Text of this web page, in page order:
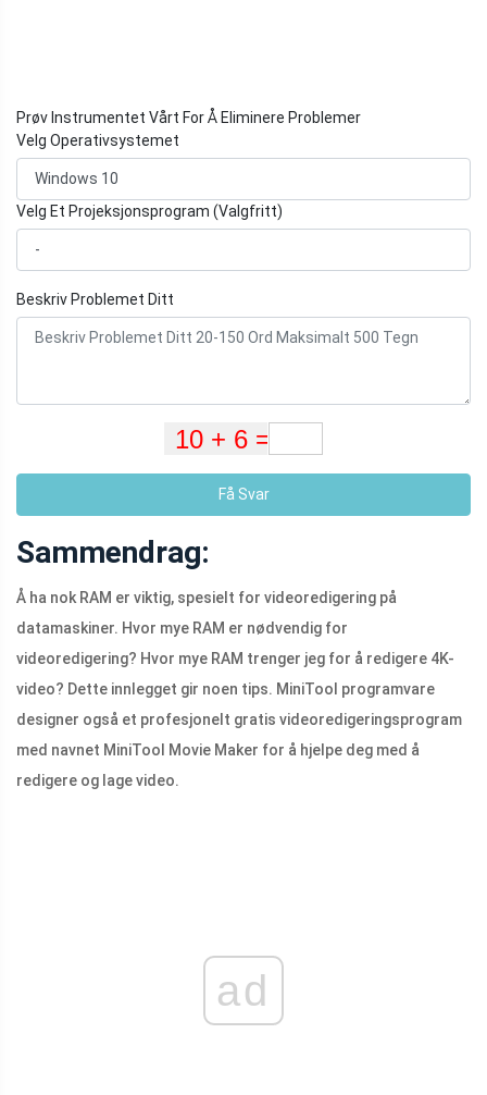
Prøv Instrumentet Vårt For Å Eliminere Problemer
Velg Operativsystemet
Velg Et Projeksjonsprogram (Valgfritt)
Beskriv Problemet Ditt
Få Svar
Sammendrag:
Å ha nok RAM er viktig, spesielt for videoredigering på
datamaskiner. Hvor mye RAM er nødvendig for
videoredigering? Hvor mye RAM trenger jeg for å redigere 4K-
video? Dette innlegget gir noen tips. MiniTool programvare
designer også et profesjonelt gratis videoredigeringsprogram
med navnet MiniTool Movie Maker for å hjelpe deg med å
redigere og lage video.
ad